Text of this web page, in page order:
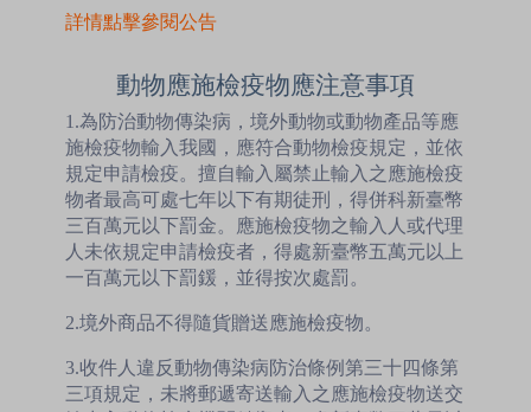
詳情點擊參閱公告
動物應施檢疫物應注意事項
1.為防治動物傳染病，境外動物或動物產品等應
施檢疫物輸入我國，應符合動物檢疫規定，並依
規定申請檢疫。擅自輸入屬禁止輸入之應施檢疫
物者最高可處七年以下有期徒刑，得併科新臺幣
三百萬元以下罰金。應施檢疫物之輸入人或代理
人未依規定申請檢疫者，得處新臺幣五萬元以上
一百萬元以下罰鍰，並得按次處罰。
2.境外商品不得隨貨贈送應施檢疫物。
3.收件人違反動物傳染病防治條例第三十四條第
三項規定，未將郵遞寄送輸入之應施檢疫物送交